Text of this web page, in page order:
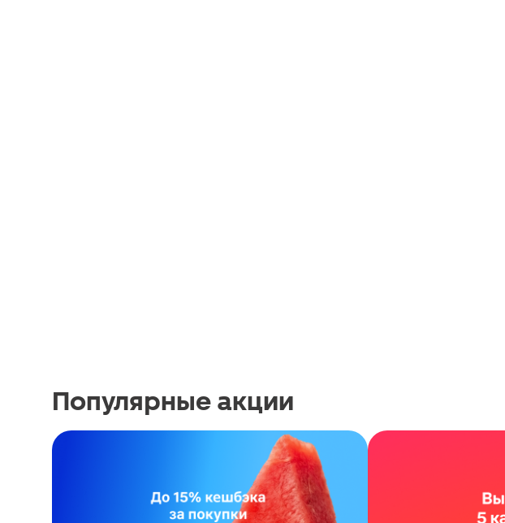
Популярные акции